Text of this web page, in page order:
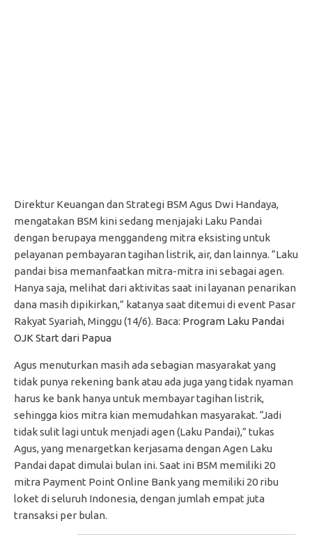
Direktur Keuangan dan Strategi BSM Agus Dwi Handaya,
mengatakan BSM kini sedang menjajaki Laku Pandai
dengan berupaya menggandeng mitra eksisting untuk
pelayanan pembayaran tagihan listrik, air, dan lainnya. “Laku
pandai bisa memanfaatkan mitra-mitra ini sebagai agen.
Hanya saja, melihat dari aktivitas saat ini layanan penarikan
dana masih dipikirkan,” katanya saat ditemui di event Pasar
Rakyat Syariah, Minggu (14/6). Baca: Program Laku Pandai
OJK Start dari Papua
Agus menuturkan masih ada sebagian masyarakat yang
tidak punya rekening bank atau ada juga yang tidak nyaman
harus ke bank hanya untuk membayar tagihan listrik,
sehingga kios mitra kian memudahkan masyarakat. “Jadi
tidak sulit lagi untuk menjadi agen (Laku Pandai),” tukas
Agus, yang menargetkan kerjasama dengan Agen Laku
Pandai dapat dimulai bulan ini. Saat ini BSM memiliki 20
mitra Payment Point Online Bank yang memiliki 20 ribu
loket di seluruh Indonesia, dengan jumlah empat juta
transaksi per bulan.